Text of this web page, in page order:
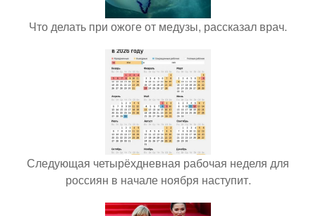
Что делать при ожоге от медузы, рассказал врач.
Следующая четырёхдневная рабочая неделя для
россиян в начале ноября наступит.